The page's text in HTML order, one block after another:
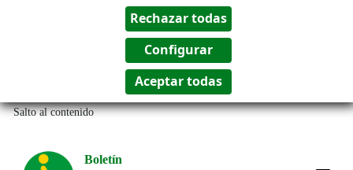
Salto al contenido
Boletín